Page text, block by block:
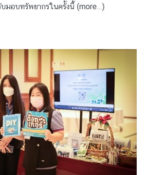
มอบทรัพยากรในครั้งนี้ (more…)